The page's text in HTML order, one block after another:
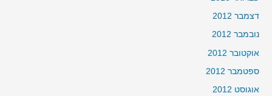
דצמבר 2012
נובמבר 2012
אוקטובר 2012
ספטמבר 2012
אוגוסט 2012